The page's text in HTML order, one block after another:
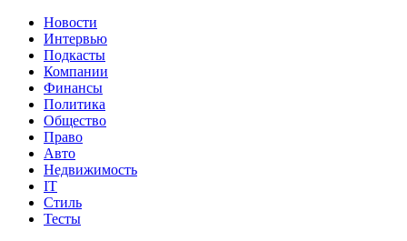
Новости
Интервью
Подкасты
Компании
Финансы
Политика
Общество
Право
Авто
Недвижимость
IT
Стиль
Тесты